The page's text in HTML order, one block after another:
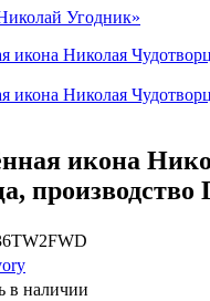
Угодник»
икона
производство
в наличии